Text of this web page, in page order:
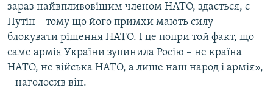
зараз найвпливовішим членом НАТО, здається, є
Путін – тому що його примхи мають силу
блокувати рішення НАТО. І це попри той факт, що
саме армія України зупинила Росію – не країна
НАТО, не війська НАТО, а лише наш народ і армія»,
– наголосив він.